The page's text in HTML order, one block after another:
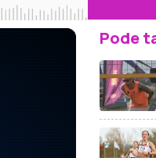
Pode